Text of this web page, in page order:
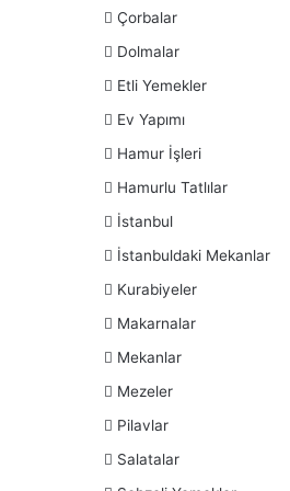
Çorbalar
Dolmalar
Etli Yemekler
Ev Yapımı
Hamur İşleri
Hamurlu Tatlılar
İstanbul
İstanbuldaki Mekanlar
Kurabiyeler
Makarnalar
Mekanlar
Mezeler
Pilavlar
Salatalar